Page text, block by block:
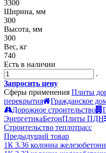
3300
Ширина, мм
300
Высота, мм
300
Вес, кг
740
Есть в наличии
.
Запросить цену
Сферы применения Плиты
перекрытия
Гражданское
Дорожное строительство
ЭнергетикаБетонПлиты ПДН
Строительство теплотрасс
Предыдущий товар
1К 3.36 колонна